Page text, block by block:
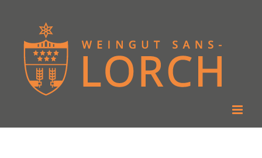
springen